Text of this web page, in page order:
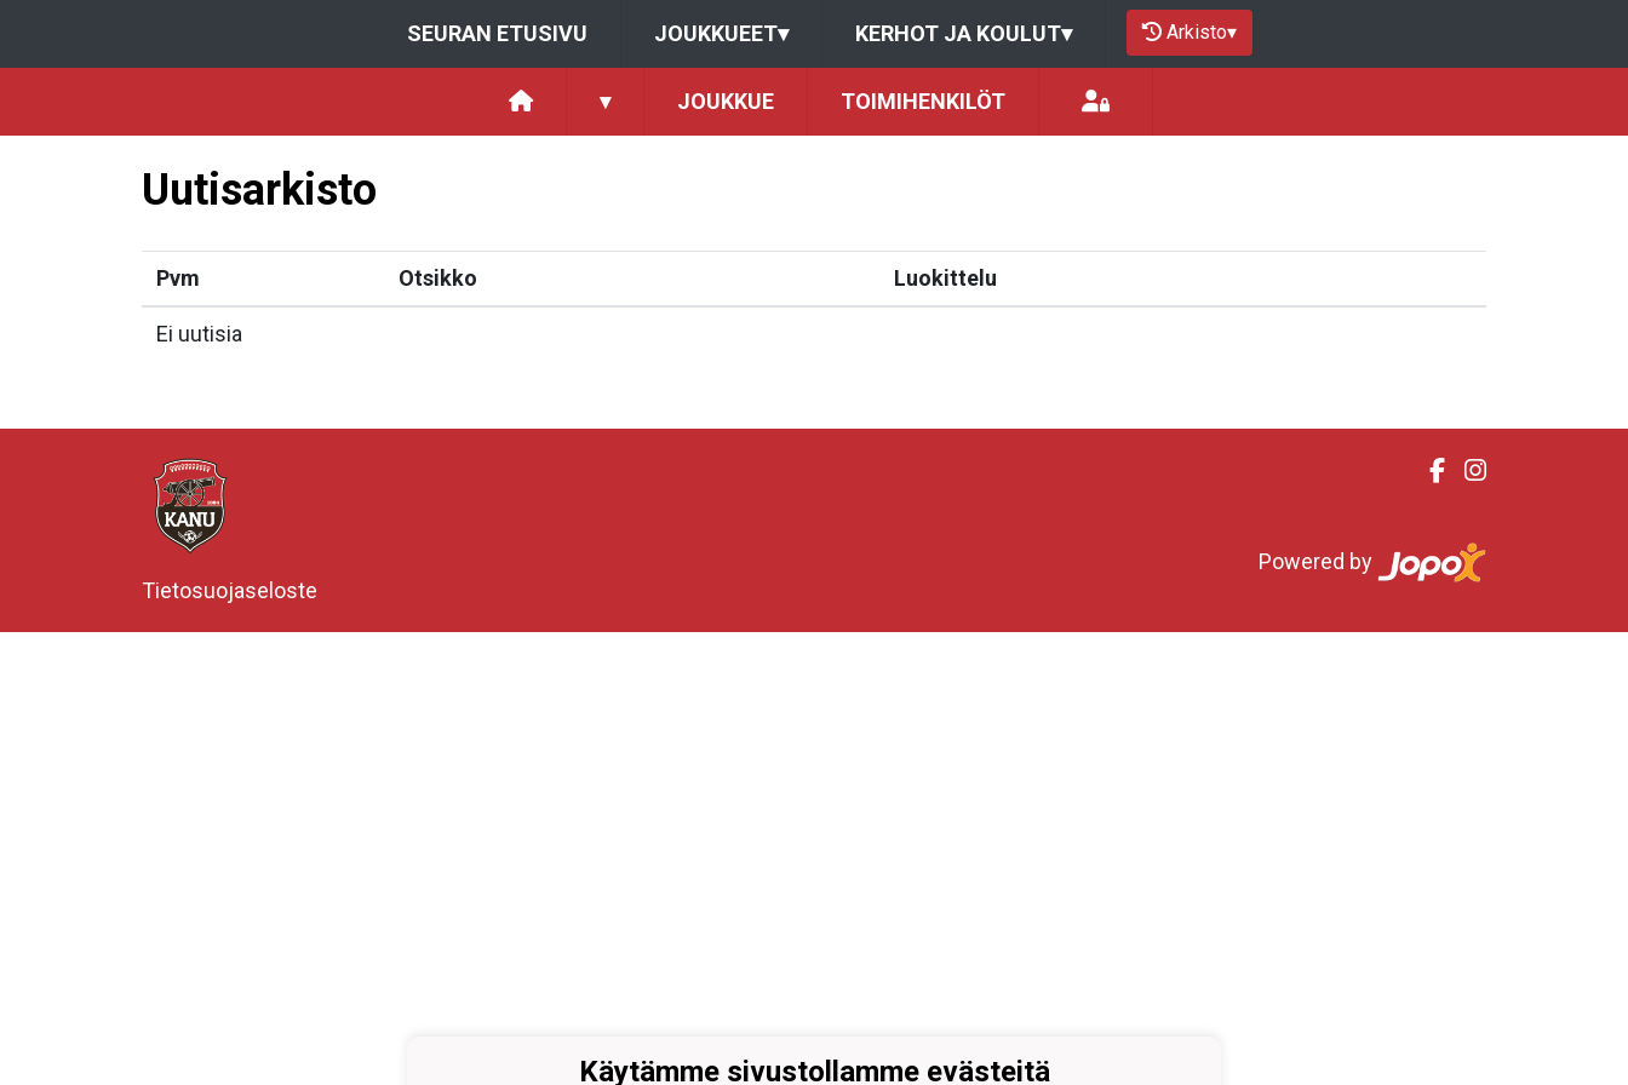
SEURAN ETUSIVU JOUKKUEET▾ KERHOT JA KOULUT▾ Arkisto▾
▾ JOUKKUE TOIMIHENKILÖT
Uutisarkisto
Pvm Otsikko Luokittelu
Ei uutisia
Tietosuojaseloste
Powered by
Käytämme sivustollamme evästeitä